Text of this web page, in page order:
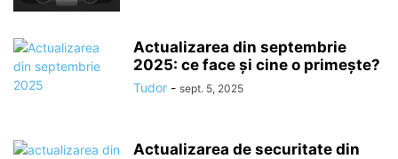
Actualizarea din septembrie
2025: ce face și cine o primește?
Tudor - sept. 5, 2025
Actualizarea de securitate din